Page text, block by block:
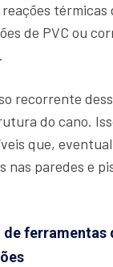
térmicas
de PVC ou
recorrente
do cano.
que,
nas paredes e
de ferramentas